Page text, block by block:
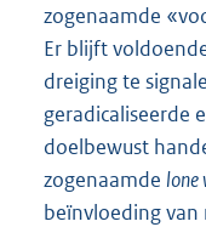
zogenaamde
Er blijft
dreiging te
geradicaliseerde
doelbewust
zogenaamde lone
beïnvloeding